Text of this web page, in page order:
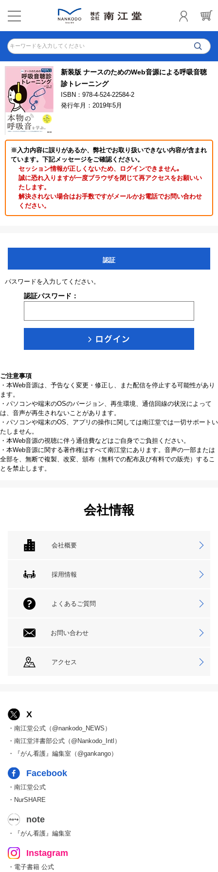
キーワードを入力してください
新装版 ナースのためのWeb音源による呼吸音聴
診トレーニング
ISBN：978-4-524-22584-2
発行年月：2019年5月
※入力内容に誤りがあるか、弊社でお取り扱いできない内容が含まれ
ています。下記メッセージをご確認ください。
セッション情報が正しくないため、ログインできません｡
誠に恐れ入りますが一度ブラウザを閉じて再アクセスをお願いい
たします。
解決されない場合はお手数ですがメールかお電話でお問い合わせ
ください。
認証
パスワードを入力してください。
認証パスワード：
ご注意事項
・本Web音源は、予告なく変更・修正し、また配信を停止する可能性があり
ます。
・パソコンや端末のOSのバージョン、再生環境、通信回線の状況によって
は、音声が再生されないことがあります。
・パソコンや端末のOS、アプリの操作に関しては南江堂では一切サポートい
たしません。
・本Web音源の視聴に伴う通信費などはご自身でご負担ください。
・本Web音源に関する著作権はすべて南江堂にあります。音声の一部または
全部を、無断で複製、改変、頒布（無料での配布及び有料での販売）するこ
とを禁止します。
会社情報
会社概要
採用情報
よくあるご質問
お問い合わせ
アクセス
X
・南江堂公式（@nankodo_NEWS）
・南江堂洋書部公式（@Nankodo_Intl）
・『がん看護』編集室（@gankango）
Facebook
・南江堂公式
・NurSHARE
note
・『がん看護』編集室
Instagram
・電子書籍 公式